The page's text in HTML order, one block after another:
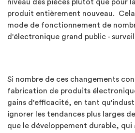
niveau des pièces plutôt que pour
produit entièrement nouveau.
mode de fonctionnement de
d'électronique grand public -
Si nombre de ces changements
fabrication de produits
gains d'efficacité, en tant
ignorer les tendances plus larges
que le développement durable,